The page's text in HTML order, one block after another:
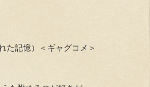
た記憶）＜ギャグコメ＞